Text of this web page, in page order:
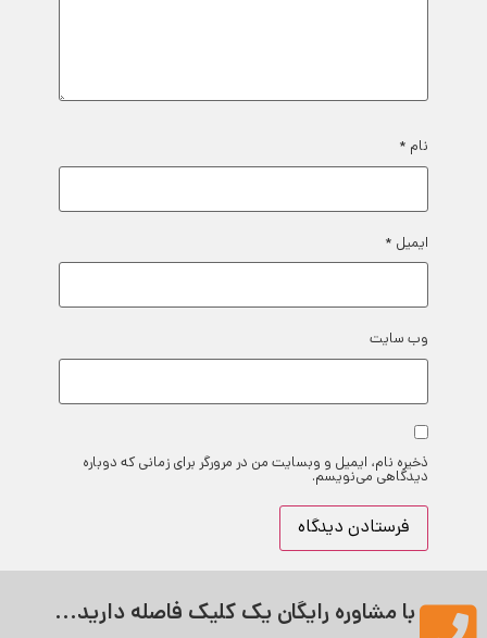
نام *
ایمیل *
وب‌ سایت
ذخیره نام، ایمیل و وبسایت من در مرورگر برای زمانی که دوباره
دیدگاهی می‌نویسم.
با مشاوره رایگان یک کلیک فاصله دارید...